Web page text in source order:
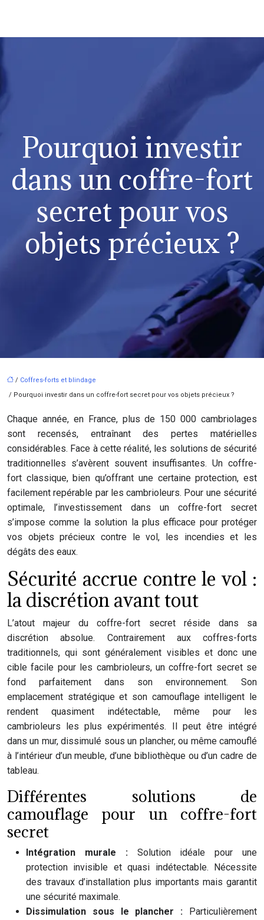
Pourquoi investir
dans un coffre-fort
secret pour vos
objets précieux ?
/ Coffres-forts et blindage
/ Pourquoi investir dans un coffre-fort secret pour vos objets précieux ?
Chaque année, en France, plus de 150 000 cambriolages
sont recensés, entraînant des pertes matérielles
considérables. Face à cette réalité, les solutions de sécurité
traditionnelles s’avèrent souvent insuffisantes. Un coffre-
fort classique, bien qu’offrant une certaine protection, est
facilement repérable par les cambrioleurs. Pour une sécurité
optimale, l’investissement dans un coffre-fort secret
s’impose comme la solution la plus efficace pour protéger
vos objets précieux contre le vol, les incendies et les
dégâts des eaux.
Sécurité accrue contre le vol :
la discrétion avant tout
L’atout majeur du coffre-fort secret réside dans sa
discrétion absolue. Contrairement aux coffres-forts
traditionnels, qui sont généralement visibles et donc une
cible facile pour les cambrioleurs, un coffre-fort secret se
fond parfaitement dans son environnement. Son
emplacement stratégique et son camouflage intelligent le
rendent quasiment indétectable, même pour les
cambrioleurs les plus expérimentés. Il peut être intégré
dans un mur, dissimulé sous un plancher, ou même camouflé
à l’intérieur d’un meuble, d’une bibliothèque ou d’un cadre de
tableau.
Différentes solutions de
camouflage pour un coffre-fort
secret
Intégration murale : Solution idéale pour une
protection invisible et quasi indétectable. Nécessite
des travaux d’installation plus importants mais garantit
une sécurité maximale.
Dissimulation sous le plancher : Particulièrement